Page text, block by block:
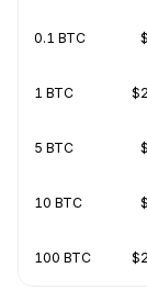
0.1 BTC
1 BTC
5 BTC
10 BTC
100 BTC